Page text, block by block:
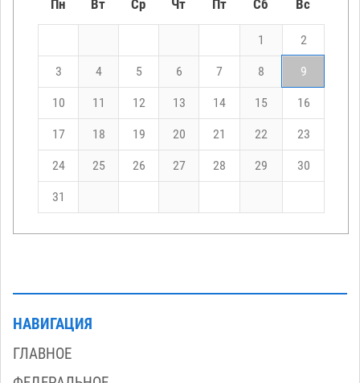
Пн Вт Ср Чт Пт Сб Вс
1 2
3 4 5 6 7 8 9
10 11 12 13 14 15 16
17 18 19 20 21 22 23
24 25 26 27 28 29 30
31
НАВИГАЦИЯ
ГЛАВНОЕ